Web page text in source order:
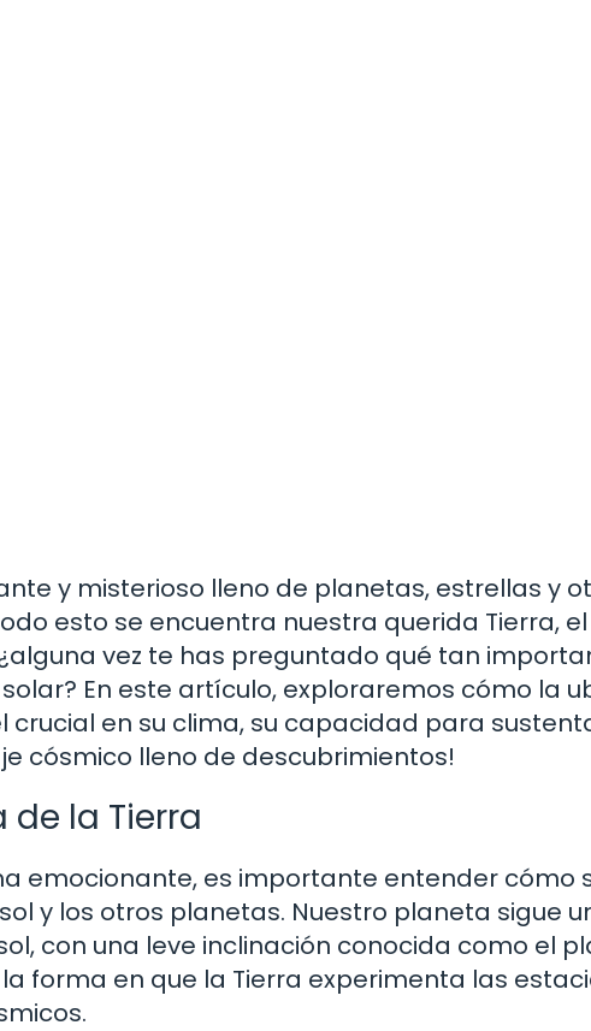
y misterioso lleno de planetas, estrellas y
esto se encuentra nuestra querida Tierra,
vez te has preguntado qué tan
En este artículo, exploraremos cómo la
en su clima, su capacidad para
cósmico lleno de descubrimientos!
la Tierra
emocionante, es importante entender cómo
y los otros planetas. Nuestro planeta sigue
con una leve inclinación conocida como el
forma en que la Tierra experimenta las